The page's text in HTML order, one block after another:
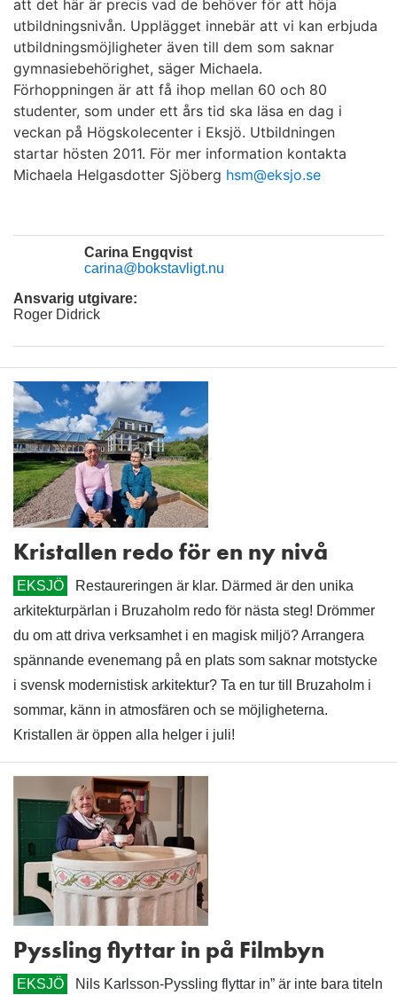
att det här är precis vad de behöver för att höja
utbildningsnivån. Upplägget innebär att vi kan erbjuda
utbildningsmöjligheter även till dem som saknar
gymnasiebehörighet, säger Michaela.
Förhoppningen är att få ihop mellan 60 och 80
studenter, som under ett års tid ska läsa en dag i
veckan på Högskolecenter i Eksjö. Utbildningen
startar hösten 2011. För mer information kontakta
Michaela Helgasdotter Sjöberg hsm@eksjo.se
Carina Engqvist
carina@bokstavligt.nu
Ansvarig utgivare:
Roger Didrick
Kristallen redo för en ny nivå
EKSJÖ
Restaureringen är klar. Därmed är den unika
arkitekturpärlan i Bruzaholm redo för nästa steg! Drömmer
du om att driva verksamhet i en magisk miljö? Arrangera
spännande evenemang på en plats som saknar motstycke
i svensk modernistisk arkitektur? Ta en tur till Bruzaholm i
sommar, känn in atmosfären och se möjligheterna.
Kristallen är öppen alla helger i juli!
Pyssling flyttar in på Filmbyn
EKSJÖ
Nils Karlsson-Pyssling flyttar in” är inte bara titeln